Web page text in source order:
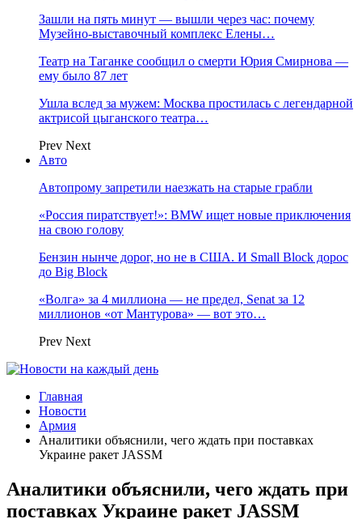
Зашли на пять минут — вышли через час: почему
Музейно-выставочный комплекс Елены…
Театр на Таганке сообщил о смерти Юрия Смирнова —
ему было 87 лет
Ушла вслед за мужем: Москва простилась с легендарной
актрисой цыганского театра…
Prev Next
Авто
Автопрому запретили наезжать на старые грабли
«Россия пиратствует!»: BMW ищет новые приключения
на свою голову
Бензин нынче дорог, но не в США. И Small Block дорос
до Big Block
«Волга» за 4 миллиона — не предел, Senat за 12
миллионов «от Мантурова» — вот это…
Prev Next
Главная
Новости
Армия
Аналитики объяснили, чего ждать при поставках
Украине ракет JASSM
Аналитики объяснили, чего ждать при
поставках Украине ракет JASSM